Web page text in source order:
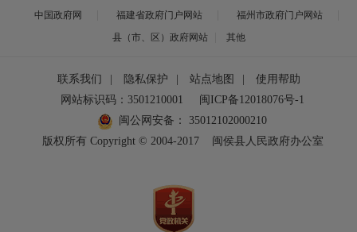
中国政府网 福建省政府门户网站
福州市政府门户网站
县（市、区）政府网站
其他
联系我们 隐私保护 站点地图
使用帮助
网站标识码：3501210001
闽ICP备12018076号-1
闽公网安备：
35012102000210
版权所有 Copyright © 2004-2017
闽侯县人民政府办公室